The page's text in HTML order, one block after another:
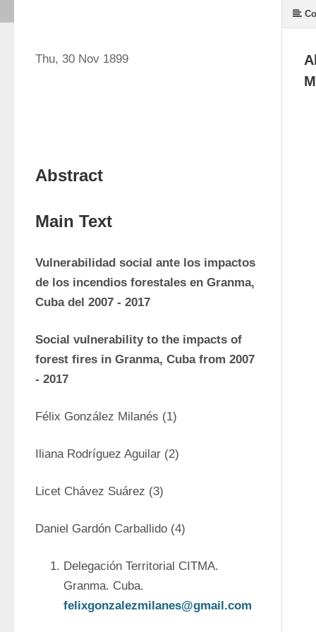
Thu, 30 Nov 1899
Abstract
Main Text
Vulnerabilidad social ante los impactos
de los incendios forestales en Granma,
Cuba del 2007 - 2017
Social vulnerability to the impacts of
forest fires in Granma, Cuba from 2007
- 2017
Félix González Milanés (1)
Iliana Rodríguez Aguilar (2)
Licet Chávez Suárez (3)
Daniel Gardón Carballido (4)
Delegación Territorial CITMA.
felixgonzalezmilanes@gmail.com